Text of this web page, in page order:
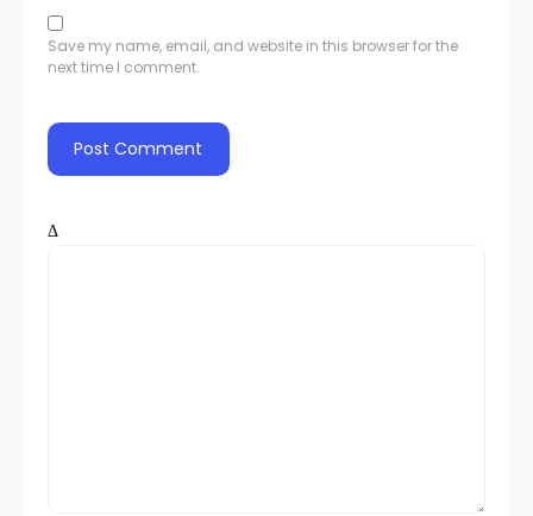
Save my name, email, and website in this browser for the
next time I comment.
Δ